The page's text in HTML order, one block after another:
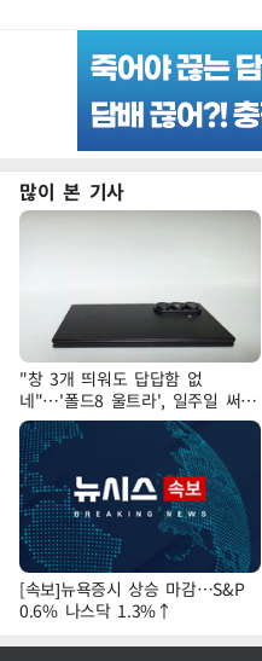
많이 본 기사
"창 3개 띄워도 답답함 없
네"…'폴드8 울트라', 일주일 써보
니
[속보]뉴욕증시 상승 마감…S&P
0.6% 나스닥 1.3%↑